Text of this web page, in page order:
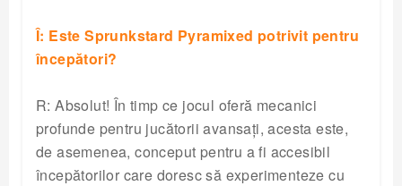
Î: Este Sprunkstard Pyramixed potrivit pentru
începători?
R: Absolut! În timp ce jocul oferă mecanici
profunde pentru jucătorii avansați, acesta este,
de asemenea, conceput pentru a fi accesibil
începătorilor care doresc să experimenteze cu